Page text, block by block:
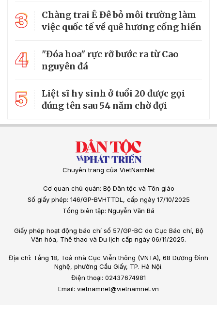
3
Chàng trai Ê Đê bỏ môi trường làm
việc quốc tế về quê hương cống hiến
4
"Đóa hoa" rực rỡ bước ra từ Cao
nguyên đá
5
Liệt sĩ hy sinh ở tuổi 20 được gọi
đúng tên sau 54 năm chờ đợi
Chuyên trang của VietNamNet
Cơ quan chủ quản: Bộ Dân tộc và Tôn giáo
Số giấy phép: 146/GP-BVHTTDL, cấp ngày 17/10/2025
Tổng biên tập: Nguyễn Văn Bá
Giấy phép hoạt động báo chí số 57/GP-BC do Cục Báo chí, Bộ
Văn hóa, Thể thao và Du lịch cấp ngày 06/11/2025.
Địa chỉ: Tầng 18, Toà nhà Cục Viễn thông (VNTA), 68 Dương Đình
Nghệ, phường Cầu Giấy, TP. Hà Nội.
Điện thoại: 02437674981
Email: vietnamnet@vietnamnet.vn